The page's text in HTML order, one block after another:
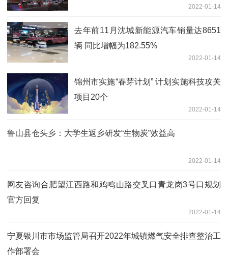
2022-01-14
去年前11月沈城新能源汽车销量达8651
辆 同比增幅为182.55%
2022-01-14
锦州市实施“春芽计划” 计划实施科技攻关
项目20个
2022-01-14
鲁山县仓头乡：大学生返乡研发“生物炭”效益高
2022-01-14
网友咨询合肥望江西路和鸡鸣山路交叉口青龙岗3号口规划
官方回复
2022-01-14
宁夏银川市市场监管局召开2022年城镇燃气安全排查整治工
作部署会